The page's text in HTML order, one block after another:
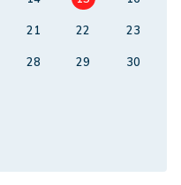
21 22
23
28 29
30